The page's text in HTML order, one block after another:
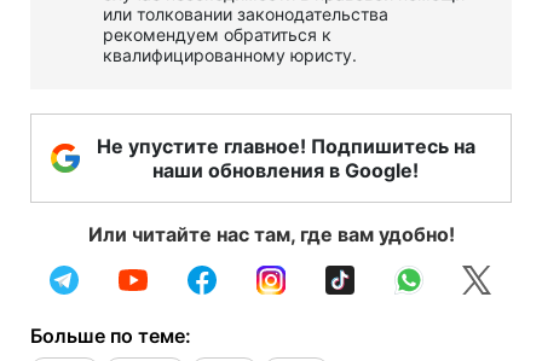
или толковании законодательства
рекомендуем обратиться к
квалифицированному юристу.
Не упустите главное! Подпишитесь на
наши обновления в Google!
Или читайте нас там, где вам удобно!
Больше по теме: